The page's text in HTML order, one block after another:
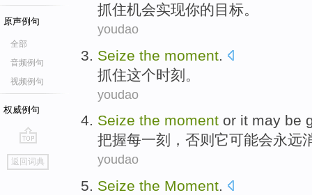
原声例句
全部
音频例句
视频例句
权威例句
go
top
返回词典
抓住机会实现你的目标。
youdao
Seize the moment
抓住这个时刻 。
youdao
Seize the moment or it may be
把握每一刻 ， 否则 它可能会永远
youdao
Seize the Moment.